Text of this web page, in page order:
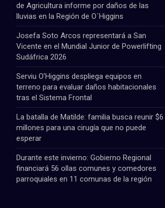
de Agricultura informe por daños de las
lluvias en la Región de O´Higgins
Josefa Soto Arcos representará a San
Vicente en el Mundial Junior de Powerlifting
Sudáfrica 2026
Serviu O’Higgins despliega equipos en
terreno para evaluar daños habitacionales
tras el Sistema Frontal
La batalla de Matilde: familia busca reunir $6
millones para una cirugía que no puede
esperar
Durante este invierno: Gobierno Regional
financiará 56 ollas comunes y comedores
parroquiales en 11 comunas de la región